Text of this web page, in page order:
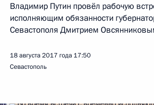
Владимир Путин провёл рабочую
исполняющим обязанности
Севастополя Дмитрием
18 августа 2017 года 17:50
Севастополь